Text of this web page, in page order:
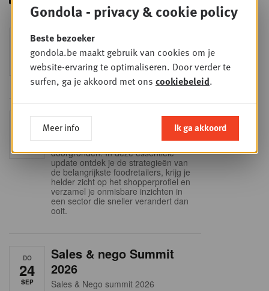
WOE
9
SEP
Foodservice - Joint
business planning
Intro to Negotiation: Succes aan de
onderhandelingstafel is geen toeval!
15
Into Retail - Sold out
Mis deze unieke kans niet om het
Belgische retaillandschap volledig te
doorgronden. In deze essentiële
update ontdek je de strategieën van
de belangrijkste foodretailers, krijg je
helder zicht op het shopperprofiel en
verzamel je onmisbare inzichten in
een sector die sneller verandert dan
ooit.
DO
24
SEP
Sales & nego Summit
2026
Sales & Nego summit 2026
Gondola - privacy & cookie policy
Beste bezoeker
gondola.be maakt gebruik van cookies om je
website-ervaring te optimaliseren. Door verder te
surfen, ga je akkoord met ons cookiebeleid.
Meer info Ik ga akkoord